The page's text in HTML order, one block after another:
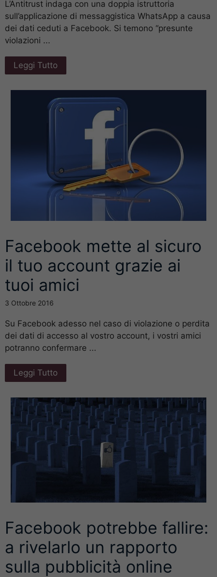
L’Antitrust indaga con una doppia istruttoria
sull’applicazione di messaggistica WhatsApp a causa
dei dati ceduti a Facebook. Si temono “presunte
violazioni ...
Leggi Tutto
Facebook mette al sicuro
il tuo account grazie ai
tuoi amici
3 Ottobre 2016
Su Facebook adesso nel caso di violazione o perdita
dei dati di accesso al vostro account, i vostri amici
potranno confermare ...
Leggi Tutto
Facebook potrebbe fallire:
a rivelarlo un rapporto
sulla pubblicità online